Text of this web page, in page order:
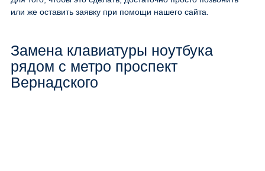
или же оставить заявку при помощи нашего сайта.
Замена клавиатуры ноутбука
рядом с метро проспект
Вернадского